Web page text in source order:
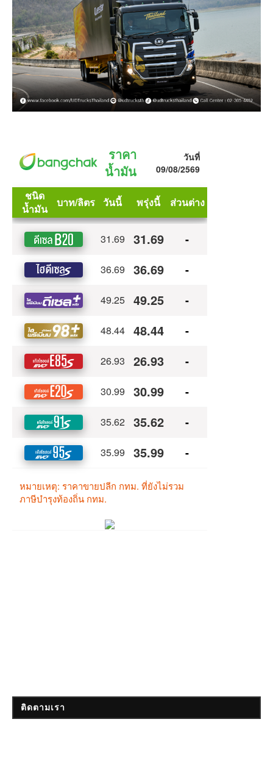
ติดตามเรา